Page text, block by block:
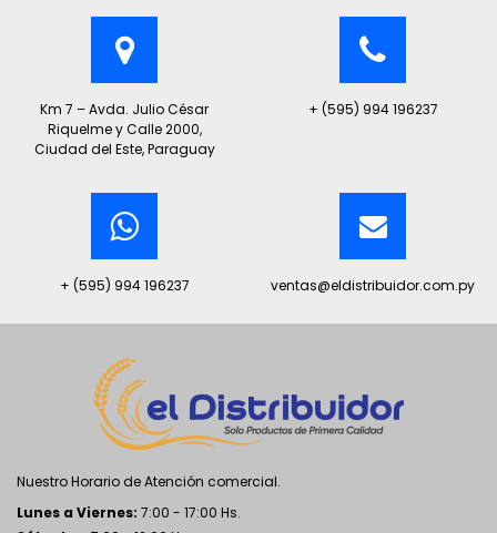
Km 7 – Avda. Julio César
Riquelme y Calle 2000,
Ciudad del Este, Paraguay
+ (595) 994 196237
+ (595) 994 196237 ventas@eldistribuidor.com.py
Nuestro Horario de Atención comercial.
Lunes a Viernes: 7:00 - 17:00 Hs.